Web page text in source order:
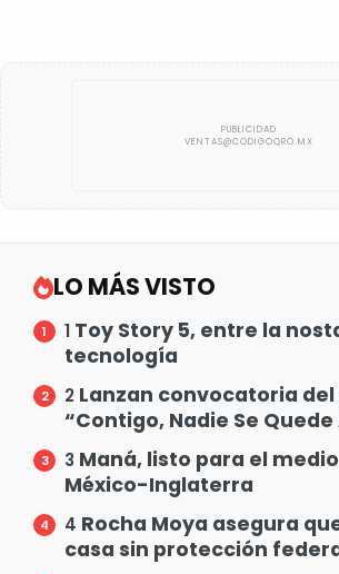
LO MÁS VISTO
1 Toy Story 5, entre la
tecnología
2 Lanzan convocatoria
“Contigo, Nadie Se
3 Maná, listo para el
México-Inglaterra
4 Rocha Moya asegura
casa sin protección